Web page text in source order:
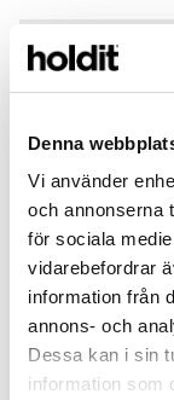
Denna
Vi använder
och annonserna
för sociala
vidarebefordrar
information från
annons- och
Dessa kan i sin
information som
MagSafe Fit
Silicone Stand
Light Beige